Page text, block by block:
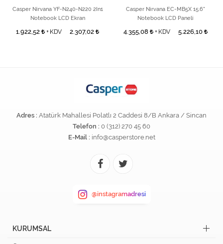
Casper Nirvana YF-N240-N220 2In1
Notebook LCD Ekran
1.922,52 + KDV 2.307,02
Casper Nirvana EC-MB5X 15.6"
Notebook LCD Paneli
4.355,08 + KDV 5.226,10
Adres : Atatürk Mahallesi Polatlı 2 Caddesi 8/B Ankara / Sincan
Telefon : 0 (312) 270 45 60
E-Mail : info@casperstore.net
@instagramadresi
KURUMSAL